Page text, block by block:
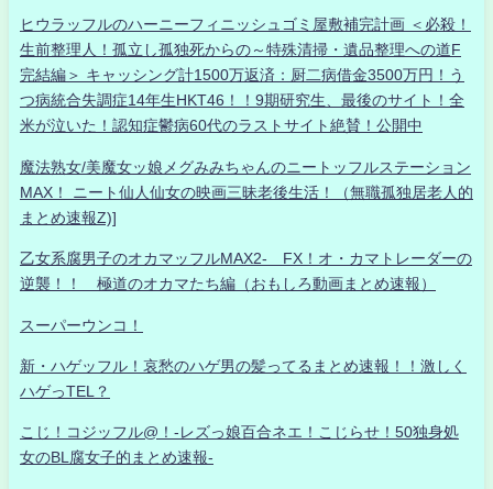
ヒウラッフルのハーニーフィニッシュゴミ屋敷補完計画 ＜必殺！
生前整理人！孤立し孤独死からの～特殊清掃・遺品整理への道F
完結編＞ キャッシング計1500万返済：厨二病借金3500万円！う
つ病統合失調症14年生HKT46！！9期研究生、最後のサイト！全
米が泣いた！認知症鬱病60代のラストサイト絶賛！公開中
魔法熟女/美魔女ッ娘メグみみちゃんのニートッフルステーション
MAX！ ニート仙人仙女の映画三昧老後生活！（無職孤独居老人的
まとめ速報Z)]
乙女系腐男子のオカマッフルMAX2- FX！オ・カマトレーダーの
逆襲！！ 極道のオカマたち編（おもしろ動画まとめ速報）
スーパーウンコ！
新・ハゲッフル！哀愁のハゲ男の髪ってるまとめ速報！！激しく
ハゲっTEL？
こじ！コジッフル@！-レズっ娘百合ネエ！こじらせ！50独身処
女のBL腐女子的まとめ速報-